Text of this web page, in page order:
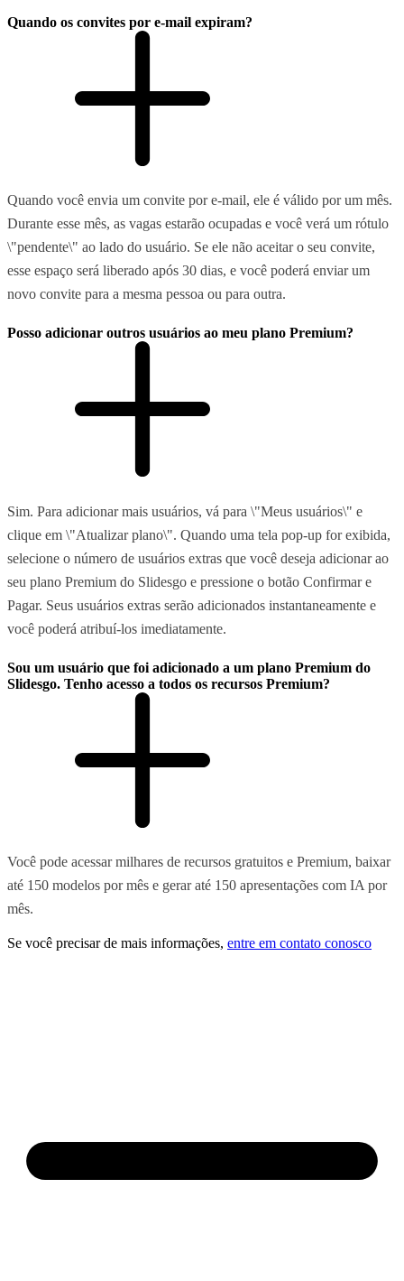
Quando os convites por e-mail expiram?
Quando você envia um convite por e-mail, ele é válido por um mês.
Durante esse mês, as vagas estarão ocupadas e você verá um rótulo
\"pendente\" ao lado do usuário. Se ele não aceitar o seu convite,
esse espaço será liberado após 30 dias, e você poderá enviar um
novo convite para a mesma pessoa ou para outra.
Posso adicionar outros usuários ao meu plano Premium?
Sim. Para adicionar mais usuários, vá para \"Meus usuários\" e
clique em \"Atualizar plano\". Quando uma tela pop-up for exibida,
selecione o número de usuários extras que você deseja adicionar ao
seu plano Premium do Slidesgo e pressione o botão Confirmar e
Pagar. Seus usuários extras serão adicionados instantaneamente e
você poderá atribuí-los imediatamente.
Sou um usuário que foi adicionado a um plano Premium do
Slidesgo. Tenho acesso a todos os recursos Premium?
Você pode acessar milhares de recursos gratuitos e Premium, baixar
até 150 modelos por mês e gerar até 150 apresentações com IA por
mês.
Se você precisar de mais informações, entre em contato conosco